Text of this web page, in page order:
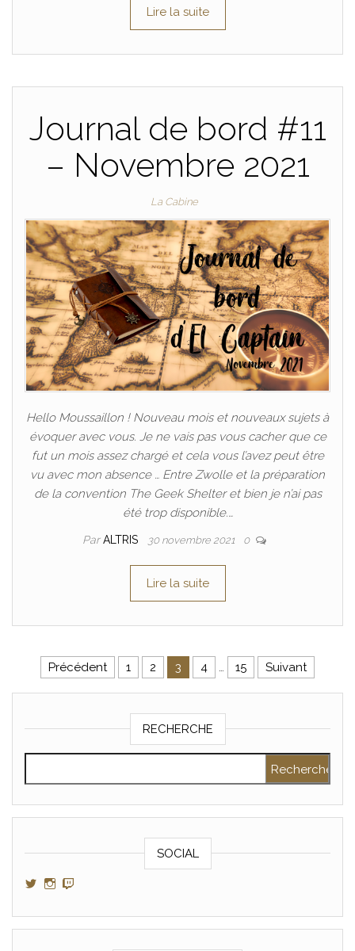
Lire la suite
Journal de bord #11
– Novembre 2021
La Cabine
Hello Moussaillon ! Nouveau mois et nouveaux sujets à
évoquer avec vous. Je ne vais pas vous cacher que ce
fut un mois assez chargé et cela vous l’avez peut être
vu avec mon absence … Entre Zwolle et la préparation
de la convention The Geek Shelter et bien je n’ai pas
été trop disponible.…
ParALTRIS 30 novembre 2021 0
Lire la suite
Pagination des publications
Précédent 1 2 3 4 … 15 Suivant
RECHERCHE
SOCIAL
Voir le profil de GamerAltris sur Twitter
Voir le profil de GamerAltris sur Instagram